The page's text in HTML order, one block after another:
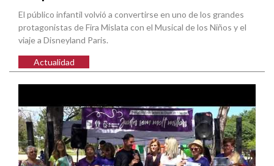
El público infantil volvió a convertirse en uno de los grandes
protagonistas de Fira Mislata con el Musical de los Niños y el
viaje a Disneyland Paris.
Actualidad